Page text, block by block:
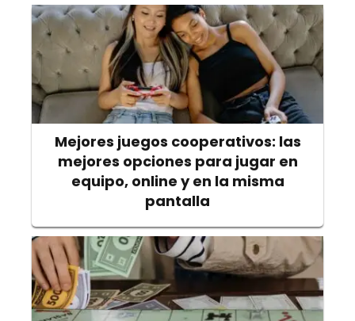
Mejores juegos cooperativos: las
mejores opciones para jugar en
equipo, online y en la misma
pantalla